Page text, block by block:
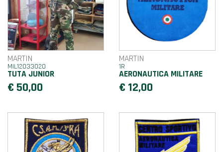
MARTIN
MIL12033020
TUTA JUNIOR
€ 50,00
MARTIN
1R
AERONAUTICA MILITARE
€ 12,00